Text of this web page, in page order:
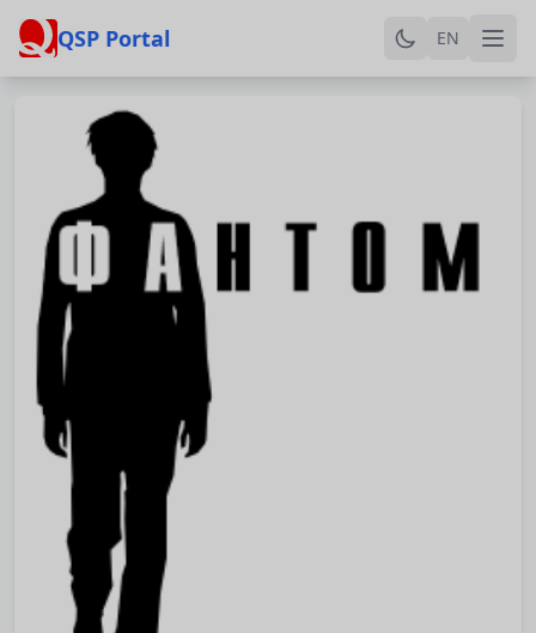
QSP Portal EN